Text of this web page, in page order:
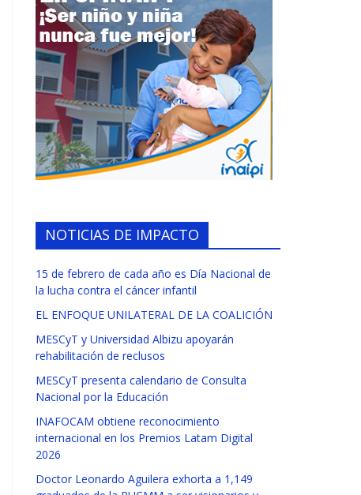
NOTICIAS DE IMPACTO
15 de febrero de cada año es Día Nacional de
la lucha contra el cáncer infantil
EL ENFOQUE UNILATERAL DE LA COALICIÓN
MESCyT y Universidad Albizu apoyarán
rehabilitación de reclusos
MESCyT presenta calendario de Consulta
Nacional por la Educación
INAFOCAM obtiene reconocimiento
internacional en los Premios Latam Digital
2026
Doctor Leonardo Aguilera exhorta a 1,149